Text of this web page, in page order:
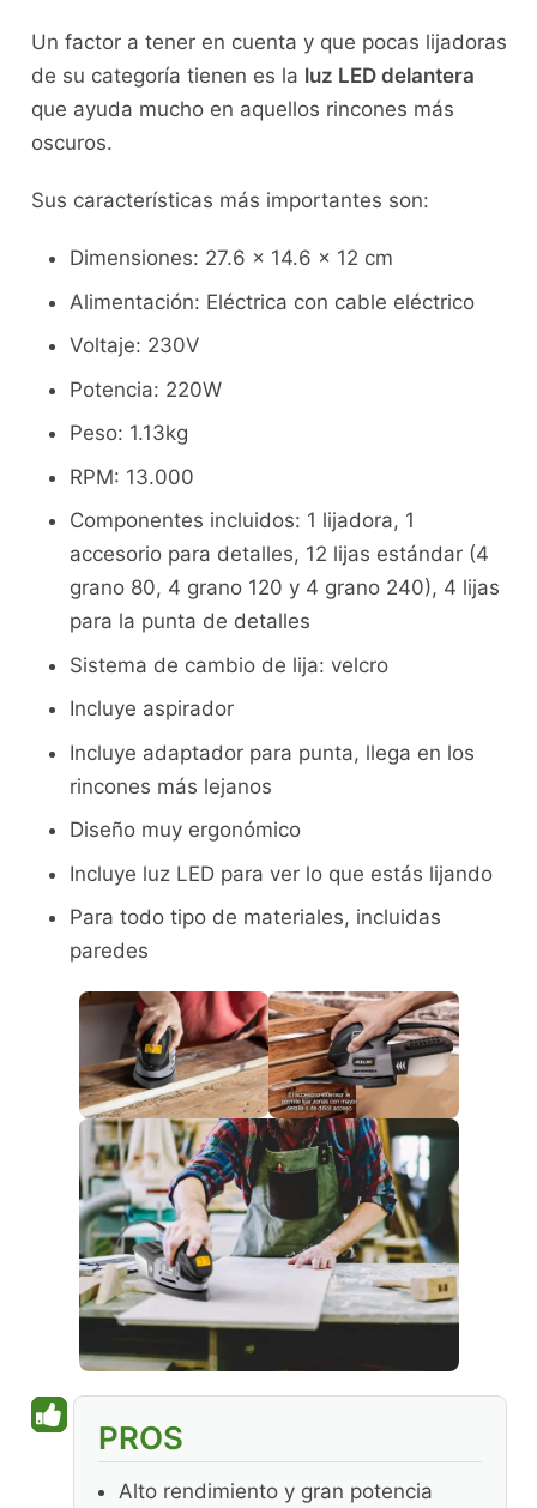
Un factor a tener en cuenta y que pocas lijadoras
de su categoría tienen es la luz LED delantera
que ayuda mucho en aquellos rincones más
oscuros.
Sus características más importantes son:
Dimensiones: 27.6 x 14.6 x 12 cm
Alimentación: Eléctrica con cable eléctrico
Voltaje: 230V
Potencia: 220W
Peso: 1.13kg
RPM: 13.000
Componentes incluidos: 1 lijadora, 1
accesorio para detalles, 12 lijas estándar (4
grano 80, 4 grano 120 y 4 grano 240), 4 lijas
para la punta de detalles
Sistema de cambio de lija: velcro
Incluye aspirador
Incluye adaptador para punta, llega en los
rincones más lejanos
Diseño muy ergonómico
Incluye luz LED para ver lo que estás lijando
Para todo tipo de materiales, incluidas
paredes
PROS
Alto rendimiento y gran potencia